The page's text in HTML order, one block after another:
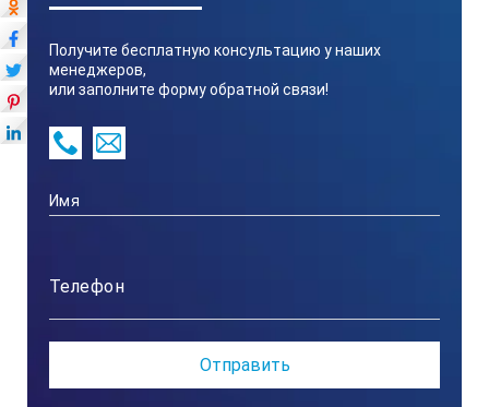
Получите бесплатную консультацию у наших
менеджеров,
или заполните форму обратной связи!